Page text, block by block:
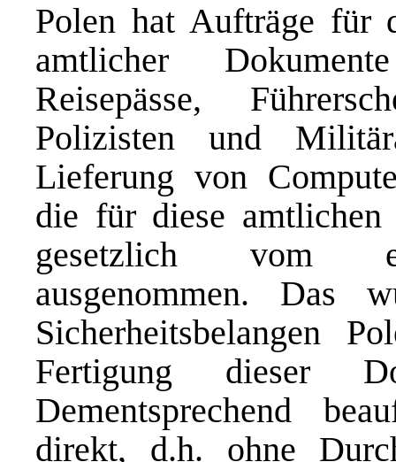
Polen hat Aufträge für
amtlicher
Reisepässe,
Polizisten und
Lieferung von
die für diese
gesetzlich vom
ausgenommen. Das
Sicherheitsbelangen
Fertigung dieser
Dementsprechend
direkt, d.h. ohne